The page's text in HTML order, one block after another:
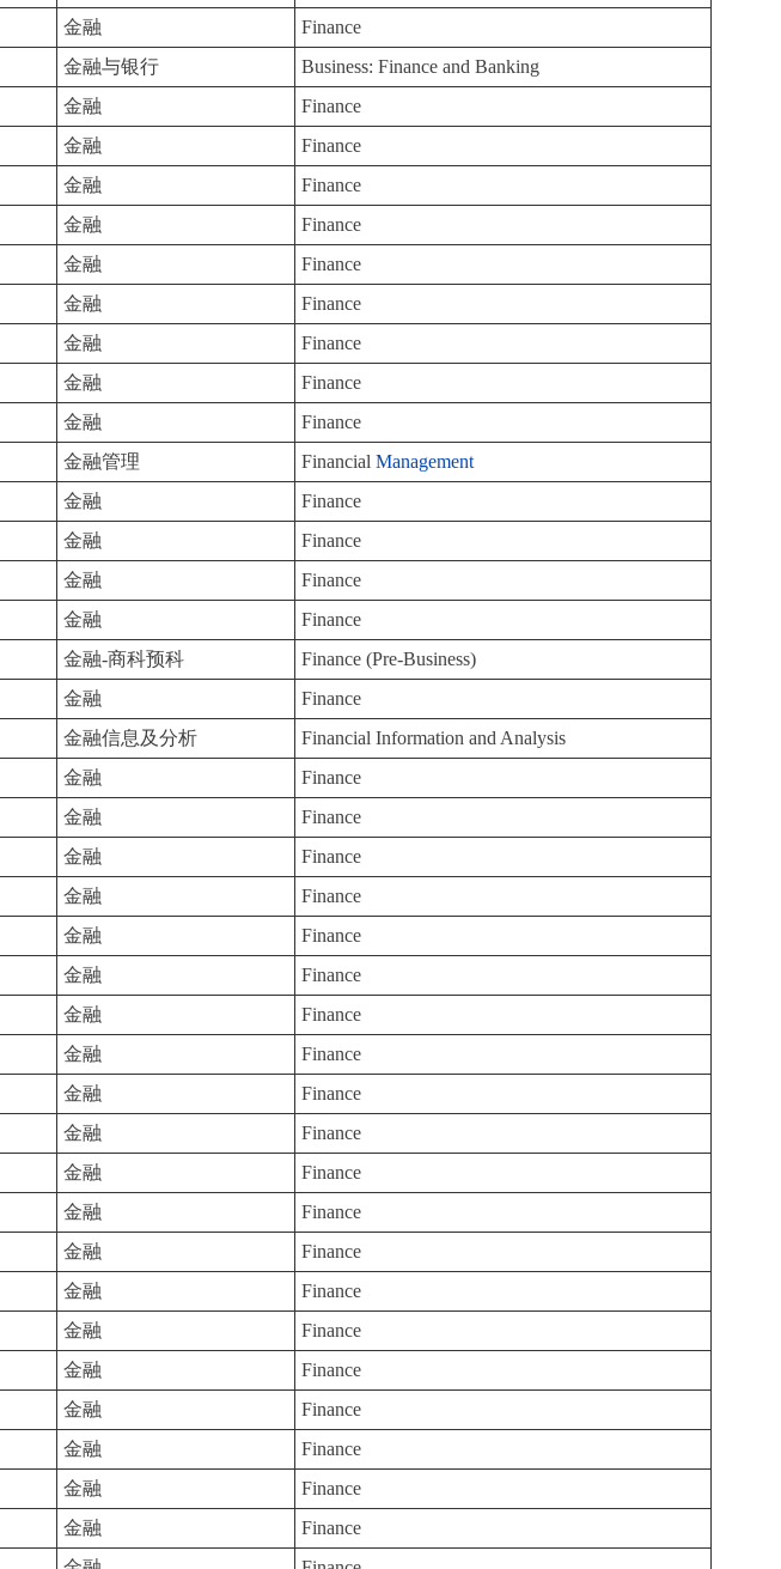
金融
Finance
金融与银行
Business: Finance and Banking
金融
Finance
金融
Finance
金融
Finance
金融
Finance
金融
Finance
金融
Finance
金融
Finance
金融
Finance
金融
Finance
金融管理 FinancialManagement
金融
Finance
金融
Finance
金融
Finance
金融
Finance
金融-商科预科
Finance (Pre-Business)
金融
Finance
金融信息及分析
Financial Information and Analysis
金融
Finance
金融
Finance
金融
Finance
金融
Finance
金融
Finance
金融
Finance
金融
Finance
金融
Finance
金融
Finance
金融
Finance
金融
Finance
金融
Finance
金融
Finance
金融
Finance
金融
Finance
金融
Finance
金融
Finance
金融
Finance
金融
Finance
金融
Finance